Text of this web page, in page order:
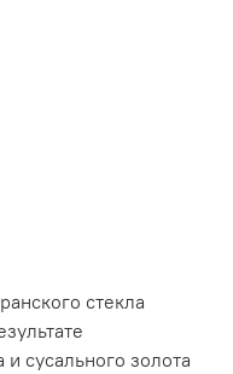
стекла
и сусального золота